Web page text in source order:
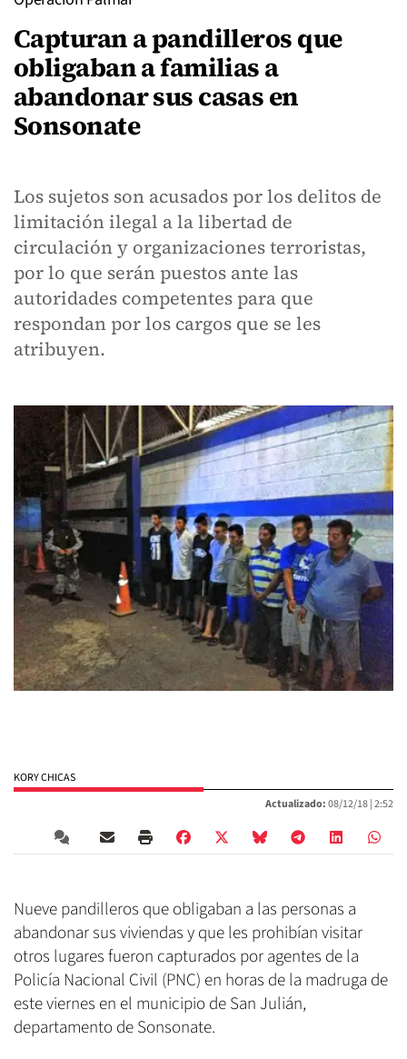
Capturan a pandilleros que
obligaban a familias a
abandonar sus casas en
Sonsonate
Los sujetos son acusados por los delitos de
limitación ilegal a la libertad de
circulación y organizaciones terroristas,
por lo que serán puestos ante las
autoridades competentes para que
respondan por los cargos que se les
atribuyen.
KORY CHICAS
Actualizado:08/12/18 |2:52
Nueve pandilleros que obligaban a las personas a
abandonar sus viviendas y que les prohibían visitar
otros lugares fueron capturados por agentes de la
Policía Nacional Civil (PNC) en horas de la madruga de
este viernes en el municipio de San Julián,
departamento de Sonsonate.